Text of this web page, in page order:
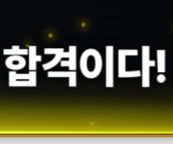
격이다!